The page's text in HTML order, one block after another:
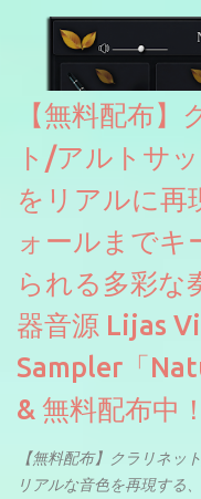
【無料配布
ト/アルトサ
をリアルに再
ォールまでキ
られる多彩な
器音源 Lijas
Sampler「
& 無料配布中
【無料配布】クラリネ
リアルな音色を再現する